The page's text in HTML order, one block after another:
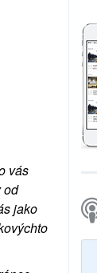
vás
od
jako